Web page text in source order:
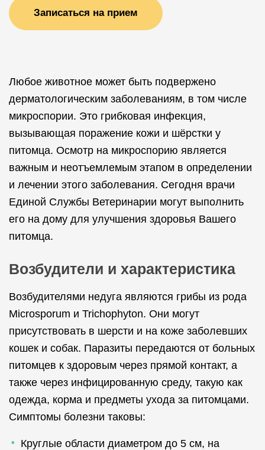
Записаться на прием
Любое животное может быть подвержено
дерматологическим заболеваниям, в том числе
микроспории. Это грибковая инфекция,
вызывающая поражение кожи и шёрстки у
питомца. Осмотр на микроспорию является
важным и неотъемлемым этапом в определении
и лечении этого заболевания. Сегодня врачи
Единой Службы Ветеринарии могут выполнить
его на дому для улучшения здоровья Вашего
питомца.
Возбудители и характеристика
Возбудителями недуга являются грибы из рода
Microsporum и Trichophyton. Они могут
присутствовать в шерсти и на коже заболевших
кошек и собак. Паразиты передаются от больных
питомцев к здоровым через прямой контакт, а
также через инфицированную среду, такую как
одежда, корма и предметы ухода за питомцами.
Симптомы болезни таковы:
Круглые области диаметром до 5 см, на